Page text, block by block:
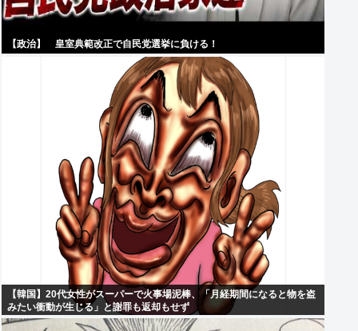
【政治】 皇室典範改正で自民党選挙に負ける！
【韓国】20代女性がスーパーで火事場泥棒、「月経期間になると物を盗
みたい衝動が生じる」と謝罪も返却もせず